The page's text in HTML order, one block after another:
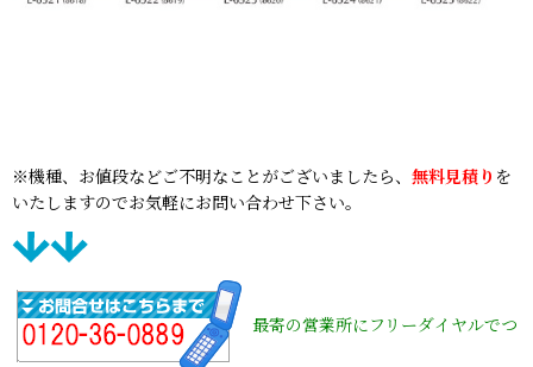
※機種、お値段などご不明なことがございましたら、 無料見積り を
いたしますのでお気軽にお問い合わせ下さい。
最寄の営業所にフリーダイヤルでつ